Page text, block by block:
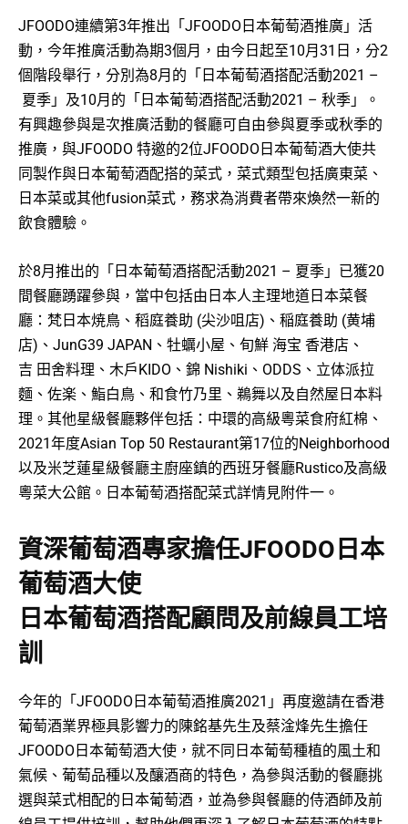
JFOODO連續第3年推出「JFOODO日本葡萄酒推廣」活
動，今年推廣活動為期3個月，由今日起至10月31日，分2
個階段舉行，分別為8月的「日本葡萄酒搭配活動2021 –
夏季」及10月的「日本葡萄酒搭配活動2021 – 秋季」。
有興趣參與是次推廣活動的餐廳可自由參與夏季或秋季的
推廣，與JFOODO 特邀的2位JFOODO日本葡萄酒大使共
同製作與日本葡萄酒配搭的菜式，菜式類型包括廣東菜、
日本菜或其他fusion菜式，務求為消費者帶來煥然一新的
飲食體驗。
於8月推出的「日本葡萄酒搭配活動2021 – 夏季」已獲20
間餐廳踴躍參與，當中包括由日本人主理地道日本菜餐
廳：梵日本焼鳥、稻庭養助 (尖沙咀店)、稲庭養助 (黄埔
店)、JunG39 JAPAN、牡蠣小屋、旬鮮 海宝 香港店、
吉 田舍料理、木戶KIDO、錦 Nishiki、ODDS、立体派拉
麵、佐楽、鮨白鳥、和食竹乃里、鵜舞以及自然屋日本料
理。其他星級餐廳夥伴包括：中環的高級粵菜食府紅棉、
2021年度Asian Top 50 Restaurant第17位的Neighborhood
以及米芝蓮星級餐廳主廚座鎮的西班牙餐廳Rustico及高級
粵菜大公館。日本葡萄酒搭配菜式詳情見附件一。
資深葡萄酒專家擔任JFOODO日本
葡萄酒大使
日本葡萄酒搭配顧問及前線員工培
訓
今年的「JFOODO日本葡萄酒推廣2021」再度邀請在香港
葡萄酒業界極具影響力的陳銘基先生及蔡淦烽先生擔任
JFOODO日本葡萄酒大使，就不同日本葡萄種植的風土和
氣候、葡萄品種以及釀酒商的特色，為參與活動的餐廳挑
選與菜式相配的日本葡萄酒，並為參與餐廳的侍酒師及前